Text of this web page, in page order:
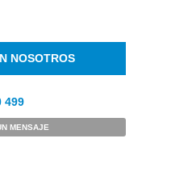
NOSOTROS
499
MENSAJE